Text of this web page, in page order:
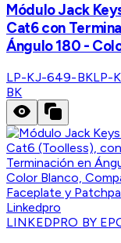
Módulo Jack
Cat6 con
Ángulo 180 -
LP-KJ-649-BKLP-
BK
LINKEDPRO BY